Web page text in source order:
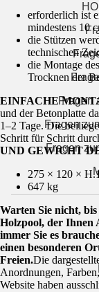
erforderlich ist
mindestens 10
die Stützen
technischen
die Montage
Trocknen der
EINFACHE
und der Betonplatte
1–2 Tage. Die
Schritt für Schritt
UND GEWICHT
275 × 120 ×
647 kg
Warten Sie nicht,
Holzpool, der Ihnen
immer Sie es
einen besonderen
Freien.Die
Anordnungen,
Website haben
Fragen
Fragen
Fragen